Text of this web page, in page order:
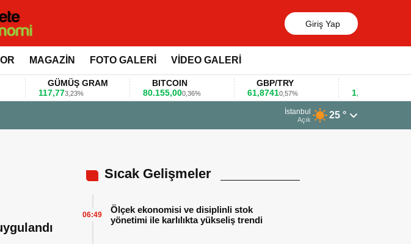
Giriş Yap
MAGAZİN FOTO GALERİ VİDEO GALERİ
GÜMÜŞ GRAM
117,773,23%
BITCOIN
80.155,000,36%
GBP/TRY
61,87410,57%
1,17810,47%
bu anket ile değerlendirdi
İstanbul
Açık 25 °
Sıcak Gelişmeler
Ölçek ekonomisi ve disiplinli stok
yönetimi ile karlılıkta yükseliş trendi
06:49